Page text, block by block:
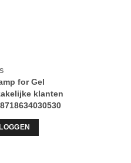
for Gel
klanten